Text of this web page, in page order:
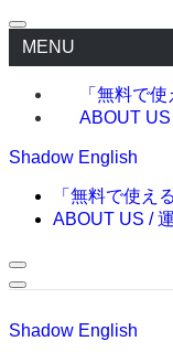
MENU
「無料で
ABOUT
Shadow English
「無料で使え
ABOUT US /
Shadow English